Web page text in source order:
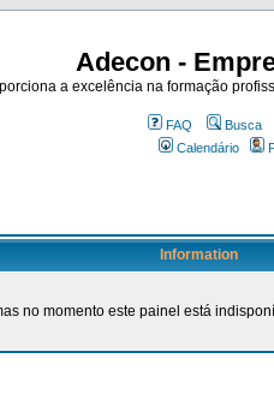
Adecon -
a excelência na formação
FAQ Busca
Calendário
Information
no momento este painel está